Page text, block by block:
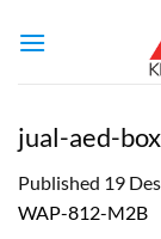
jual-aed-
Published 19
WAP-812-M2B